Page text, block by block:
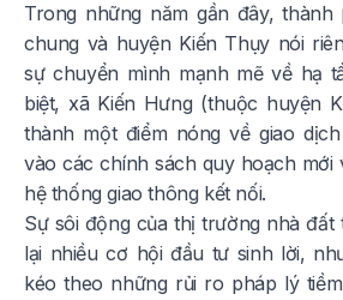
Trong những năm gần đây, thành
chung và huyện Kiến Thụy nói
sự chuyển mình mạnh mẽ về hạ
biệt, xã Kiến Hưng (thuộc huyện
thành một điểm nóng về giao
vào các chính sách quy hoạch mới
hệ thống giao thông kết nối.
Sự sôi động của thị trường nhà đất
lại nhiều cơ hội đầu tư sinh lời,
kéo theo những rủi ro pháp lý